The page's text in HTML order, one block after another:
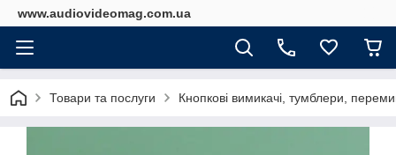
www.audiovideomag.com.ua
Товари та послуги Кнопкові вимикачі, тумблери,